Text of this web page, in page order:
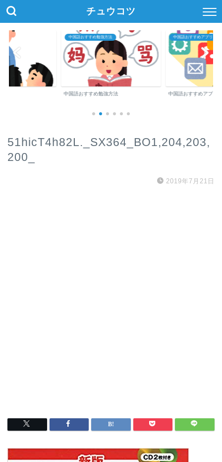
チュウコツ
中国語おすすめ勉強方法
中国語おすすめ勉強方法
中国語おすすめアプリ・参
中国語おすすめアプリ
51hicT4h82L._SX364_BO1,204,203,
200_
2019年7月21日